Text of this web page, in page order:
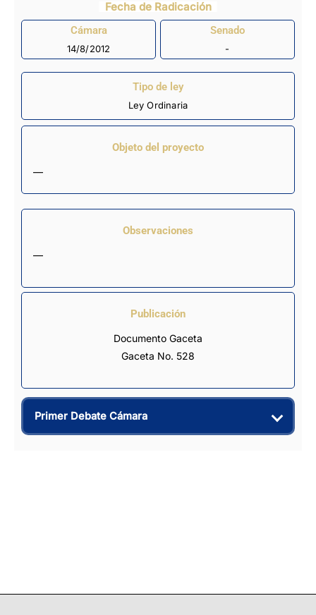
Fecha de Radicación
Cámara
14/8/2012
Senado
-
Tipo de ley
Ley Ordinaria
Objeto del proyecto
—
Observaciones
—
Publicación
Documento Gaceta
Gaceta No. 528
Primer Debate Cámara